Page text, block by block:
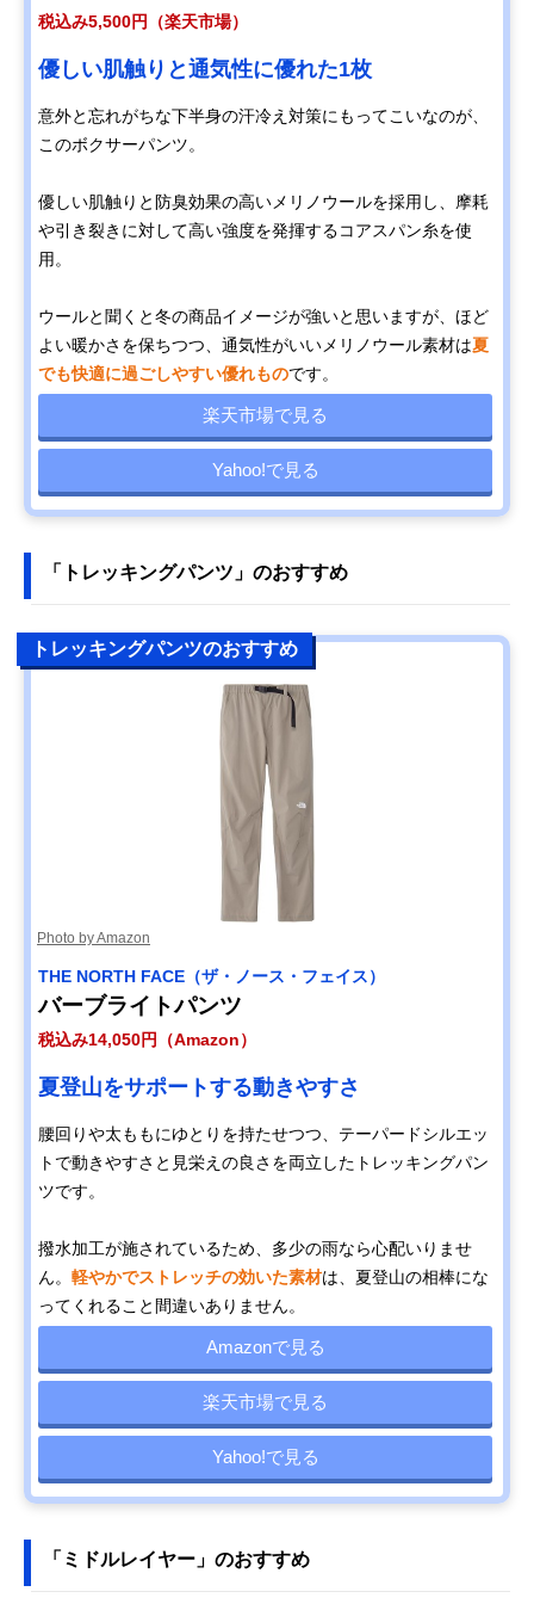
税込み5,500円（楽天市場）
優しい肌触りと通気性に優れた1枚
意外と忘れがちな下半身の汗冷え対策にもってこいなのが、
このボクサーパンツ。
優しい肌触りと防臭効果の高いメリノウールを採用し、摩耗
や引き裂きに対して高い強度を発揮するコアスパン糸を使
用。
ウールと聞くと冬の商品イメージが強いと思いますが、ほど
よい暖かさを保ちつつ、通気性がいいメリノウール素材は夏
でも快適に過ごしやすい優れものです。
楽天市場で見る
Yahoo!で見る
「トレッキングパンツ」のおすすめ
トレッキングパンツのおすすめ
Photo by Amazon
THE NORTH FACE（ザ・ノース・フェイス）
バーブライトパンツ
税込み14,050円（Amazon）
夏登山をサポートする動きやすさ
腰回りや太ももにゆとりを持たせつつ、テーパードシルエッ
トで動きやすさと見栄えの良さを両立したトレッキングパン
ツです。
撥水加工が施されているため、多少の雨なら心配いりませ
ん。 軽やかでストレッチの効いた素材は、夏登山の相棒にな
ってくれること間違いありません。
Amazonで見る
楽天市場で見る
Yahoo!で見る
「ミドルレイヤー」のおすすめ